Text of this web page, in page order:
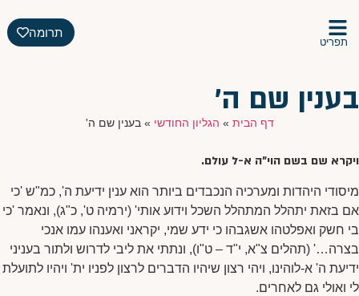
תפריט
תרומה
בענין שם ה'
דף הבית » הגליון החודשי »בענין שם ה'
ויקרא שם בשם הוי"ה א-ל עולם.
מיסודי היהדות ומערכיה הנכבדים ביותר הוא ענין ידיעת ה', כמ"ש 'כי
אם בזאת יתהלל המתהלל השכל וידוע אותי' (ירמיה ט', כ"ג), ונאמר 'כי
בי חשק ואפלטהו אשגבהו כי ידע שמי, יקראני ואענהו עמו אנכי
בצרה…' (תהלים צ"א, י"ד – ט"ו), ונתתי את ליבי לדרוש ולתור בעניני
ידיעת ה' א-לוהינו, ויהי רצון שיהיו הדברים לרצון לפניו ית' ויהיו לתועלת
לי ואולי גם לאחרים.